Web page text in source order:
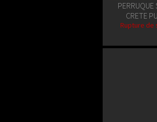
PERRUQUE
CRETE
Rupture de